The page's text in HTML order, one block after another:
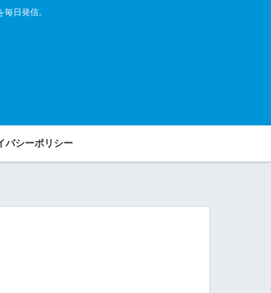
日発信。
バシーポリシー